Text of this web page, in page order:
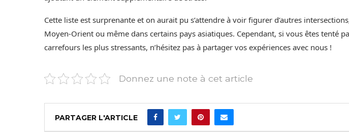
Cette liste est surprenante et on aurait pu s’attendre à voir figurer d’autres
Moyen-Orient ou même dans certains pays asiatiques. Cependant, si vous êtes tenté
carrefours les plus stressants, n’hésitez pas à partager vos expériences avec nous !
Donnez une note à cet article
PARTAGER L'ARTICLE